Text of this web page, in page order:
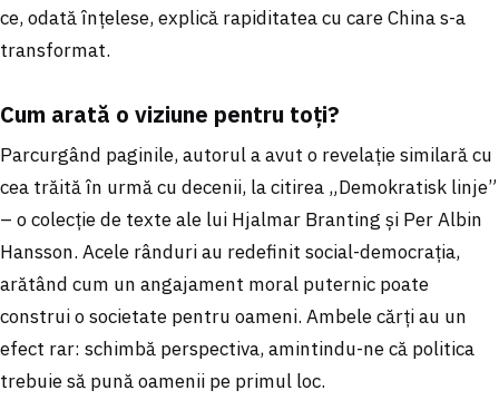
ce, odată înțelese, explică rapiditatea cu care China s-a
transformat.
Cum arată o viziune pentru toți?
Parcurgând paginile, autorul a avut o revelație similară cu
cea trăită în urmă cu decenii, la citirea „Demokratisk linje”
– o colecție de texte ale lui Hjalmar Branting și Per Albin
Hansson. Acele rânduri au redefinit social-democrația,
arătând cum un angajament moral puternic poate
construi o societate pentru oameni. Ambele cărți au un
efect rar: schimbă perspectiva, amintindu-ne că politica
trebuie să pună oamenii pe primul loc.